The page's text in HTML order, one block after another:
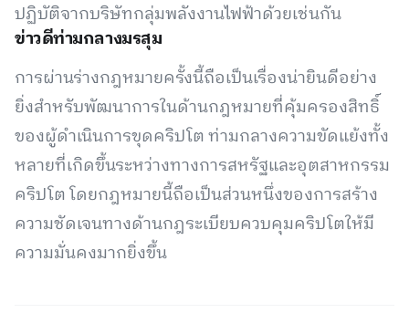
ปฏิบัติจากบริษัทกลุ่มพลังงานไฟฟ้าด้วยเช่นกัน
ข่าวดีท่ามกลางมรสุม
การผ่านร่างกฎหมายครั้งนี้ถือเป็นเรื่องน่ายินดีอย่าง
ยิ่งสำหรับพัฒนาการในด้านกฎหมายที่คุ้มครองสิทธิ์
ของผู้ดำเนินการขุดคริปโต ท่ามกลางความขัดแย้งทั้ง
หลายที่เกิดขึ้นระหว่างทางการสหรัฐและอุตสาหกรรม
คริปโต โดยกฎหมายนี้ถือเป็นส่วนหนึ่งของการสร้าง
ความชัดเจนทางด้านกฎระเบียบควบคุมคริปโตให้มี
ความมั่นคงมากยิ่งขึ้น